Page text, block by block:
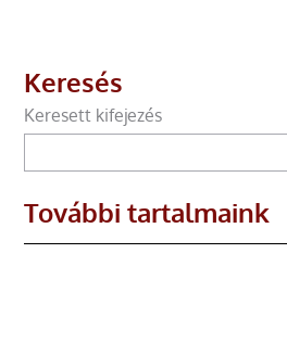
Keresés
Keresett kifejezés
További tartalmaink